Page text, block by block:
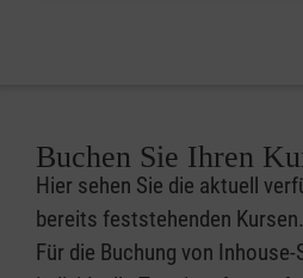
Buchen Sie Ihren
Hier sehen Sie die aktuell
bereits feststehenden Kursen.
Für die Buchung von